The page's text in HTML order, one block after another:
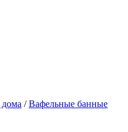
дома /Вафельные банные